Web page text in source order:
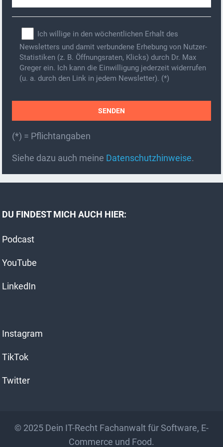
Ich willige in den wöchentlichen Erhalt des
Newsletters und damit verbundene Erhebung von Nutzer-
Statistiken (z. B. Öffnungsraten, Klicks) durch Dr. Max
Greger ein. Ich kann die Einwilligung jederzeit widerrufen
(u. a. durch den Link in jedem Newsletter). (*)
(*) = Pflichtangaben
A
t
n
a
t
e
Siehe dazu auch meine Datenschutzhinweise.
DU FINDEST MICH AUCH HIER:
Podcast
YouTube
LinkedIn
Instagram
TikTok
Twitter
© 2025 Dein IT-Recht Fachanwalt für Software, E-
Commerce und Food.